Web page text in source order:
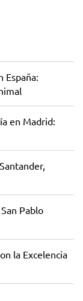
España:
en Madrid:
Pablo
la Excelencia